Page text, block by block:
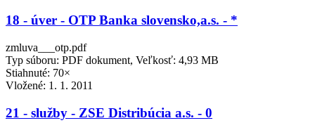
18 - úver - OTP Banka slovensko,a.s. - *
zmluva___otp.pdf
Typ súboru: PDF dokument, Veľkosť: 4,93 MB
Stiahnuté: 70×
Vložené: 1. 1. 2011
21 - služby - ZSE Distribúcia a.s. - 0